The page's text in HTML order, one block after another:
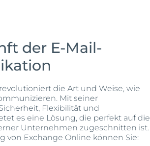
der E-Mail-
die Art und Weise, wie
Mit seiner
Flexibilität und
es eine Lösung, die perfekt auf die
Unternehmen zugeschnitten ist.
von Exchange Online können Sie: